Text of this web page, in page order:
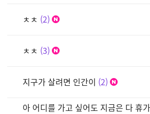
ㅊㅊ 2
ㅊㅊ 3
지구가 살려면 인간이 2
아 어디를 가고 싶어도 지금은 다 휴